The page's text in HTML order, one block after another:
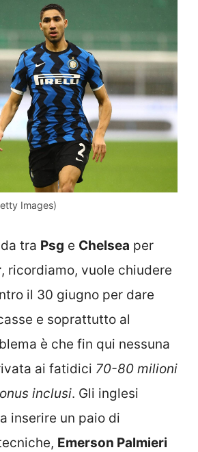
Images)
tra Psg e Chelsea per
, ricordiamo, vuole chiudere
il 30 giugno per dare
e soprattutto al
è che fin qui nessuna
ai fatidici 70-80 milioni
inclusi. Gli inglesi
inserire un paio di
Emerson Palmieri